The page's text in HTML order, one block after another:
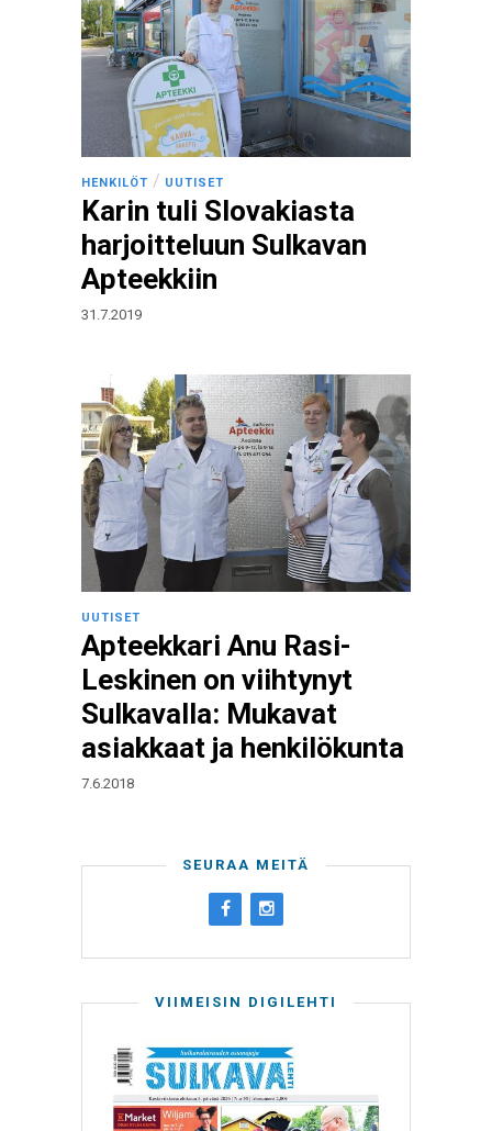
HENKILÖT / UUTISET
Karin tuli Slovakiasta
harjoitteluun Sulkavan
Apteekkiin
31.7.2019
UUTISET
Apteekkari Anu Rasi-
Leskinen on viihtynyt
Sulkavalla: Mukavat
asiakkaat ja henkilökunta
7.6.2018
SEURAA MEITÄ
VIIMEISIN DIGILEHTI